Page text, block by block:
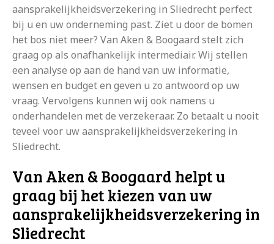
aansprakelijkheidsverzekering in Sliedrecht perfect
bij u en uw onderneming past. Ziet u door de bomen
het bos niet meer? Van Aken & Boogaard stelt zich
graag op als onafhankelijk intermediair. Wij stellen
een analyse op aan de hand van uw informatie,
wensen en budget en geven u zo antwoord op uw
vraag. Vervolgens kunnen wij ook namens u
onderhandelen met de verzekeraar. Zo betaalt u nooit
teveel voor uw aansprakelijkheidsverzekering in
Sliedrecht.
Van Aken & Boogaard helpt u
graag bij het kiezen van uw
aansprakelijkheidsverzekering in
Sliedrecht